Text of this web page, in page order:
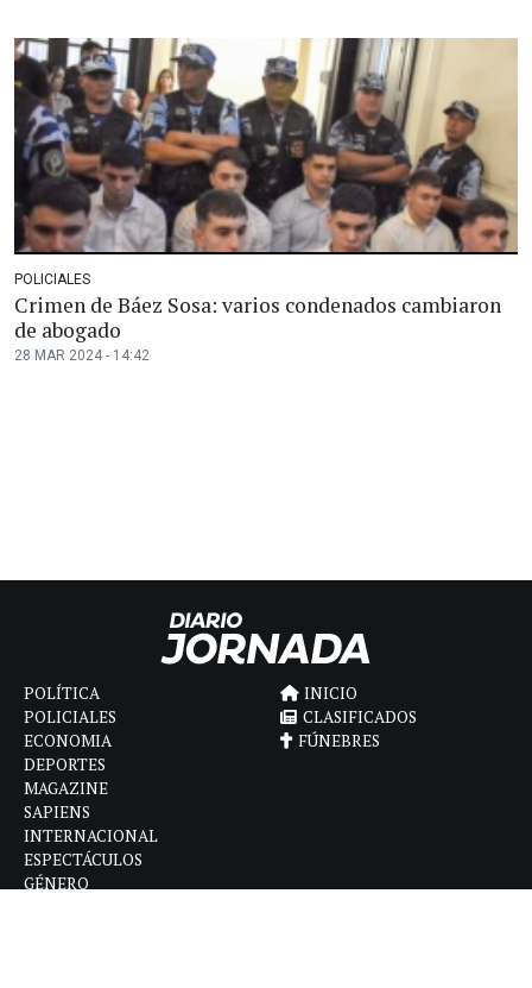
POLICIALES
Crimen de Báez Sosa: varios condenados cambiaron
de abogado
28 MAR 2024 - 14:42
POLÍTICA
POLICIALES
ECONOMIA
DEPORTES
MAGAZINE
SAPIENS
INTERNACIONAL
ESPECTÁCULOS
GÉNERO
INICIO
CLASIFICADOS
FÚNEBRES